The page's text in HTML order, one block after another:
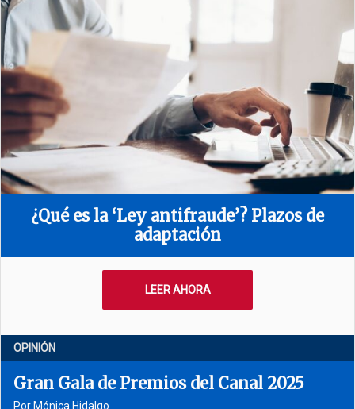
¿Qué es la ‘Ley antifraude’? Plazos de
adaptación
LEER AHORA
OPINIÓN
Gran Gala de Premios del Canal 2025
Por Mónica Hidalgo